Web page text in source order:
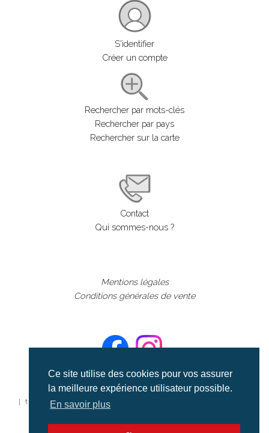
Ce site utilise des cookies pour vos assurer
la meilleure expérience utilisateur possible.
En savoir plus
S'identifier
Créer un compte
Rechercher par mots-clés
Rechercher par pays
Rechercher sur la carte
Contact
Qui sommes-nous ?
Mentions légales
Conditions générales de vente
©aerialcollection marque déposée 2024
| tous droits réservés | aerialcollection.fr banque d'images
aériennes et documentaires video et cinéma |